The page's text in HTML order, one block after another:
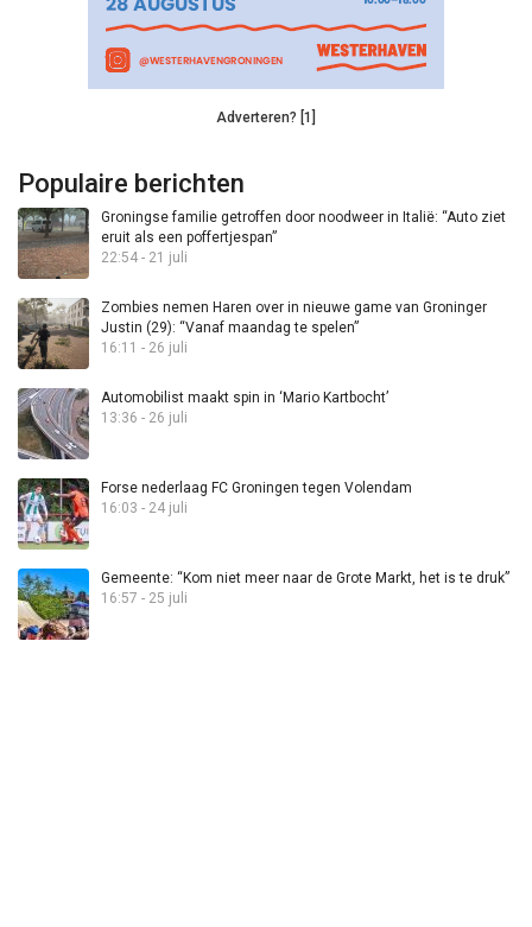
Adverteren? [1]
Populaire berichten
Groningse familie getroffen door noodweer in Italië: “Auto ziet
eruit als een poffertjespan”
22:54 - 21 juli
Zombies nemen Haren over in nieuwe game van Groninger
Justin (29): “Vanaf maandag te spelen”
16:11 - 26 juli
Automobilist maakt spin in ‘Mario Kartbocht’
13:36 - 26 juli
Forse nederlaag FC Groningen tegen Volendam
16:03 - 24 juli
Gemeente: “Kom niet meer naar de Grote Markt, het is te druk”
16:57 - 25 juli